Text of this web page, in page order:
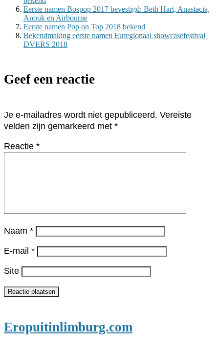
Eerste namen Bospop 2017 bevestigd: Beth Hart, Anastacia,
Anouk en Airbourne
Eerste namen Pop on Top 2018 bekend
Bekendmaking eerste namen Euregionaal showcasefestival
DVERS 2018
Geef een reactie
Je e-mailadres wordt niet gepubliceerd. Vereiste
velden zijn gemarkeerd met *
Reactie *
Naam *
E-mail *
Site
Eropuitinlimburg.com